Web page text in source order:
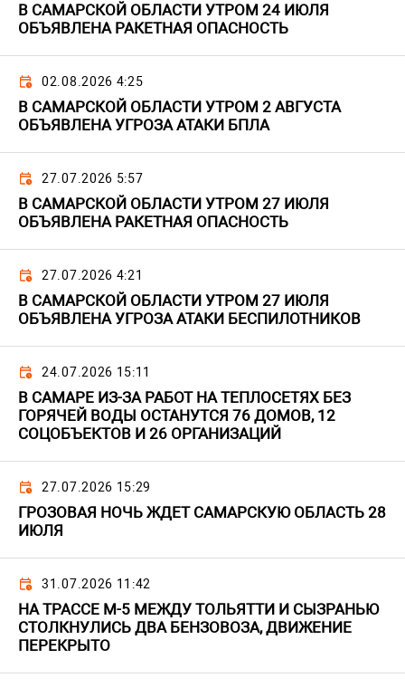
В САМАРСКОЙ ОБЛАСТИ УТРОМ 24 ИЮЛЯ
ОБЪЯВЛЕНА РАКЕТНАЯ ОПАСНОСТЬ
02.08.2026 4:25
В САМАРСКОЙ ОБЛАСТИ УТРОМ 2 АВГУСТА
ОБЪЯВЛЕНА УГРОЗА АТАКИ БПЛА
27.07.2026 5:57
В САМАРСКОЙ ОБЛАСТИ УТРОМ 27 ИЮЛЯ
ОБЪЯВЛЕНА РАКЕТНАЯ ОПАСНОСТЬ
27.07.2026 4:21
В САМАРСКОЙ ОБЛАСТИ УТРОМ 27 ИЮЛЯ
ОБЪЯВЛЕНА УГРОЗА АТАКИ БЕСПИЛОТНИКОВ
24.07.2026 15:11
В САМАРЕ ИЗ-ЗА РАБОТ НА ТЕПЛОСЕТЯХ БЕЗ
ГОРЯЧЕЙ ВОДЫ ОСТАНУТСЯ 76 ДОМОВ, 12
СОЦОБЪЕКТОВ И 26 ОРГАНИЗАЦИЙ
27.07.2026 15:29
ГРОЗОВАЯ НОЧЬ ЖДЕТ САМАРСКУЮ ОБЛАСТЬ 28
ИЮЛЯ
31.07.2026 11:42
НА ТРАССЕ М-5 МЕЖДУ ТОЛЬЯТТИ И СЫЗРАНЬЮ
СТОЛКНУЛИСЬ ДВА БЕНЗОВОЗА, ДВИЖЕНИЕ
ПЕРЕКРЫТО